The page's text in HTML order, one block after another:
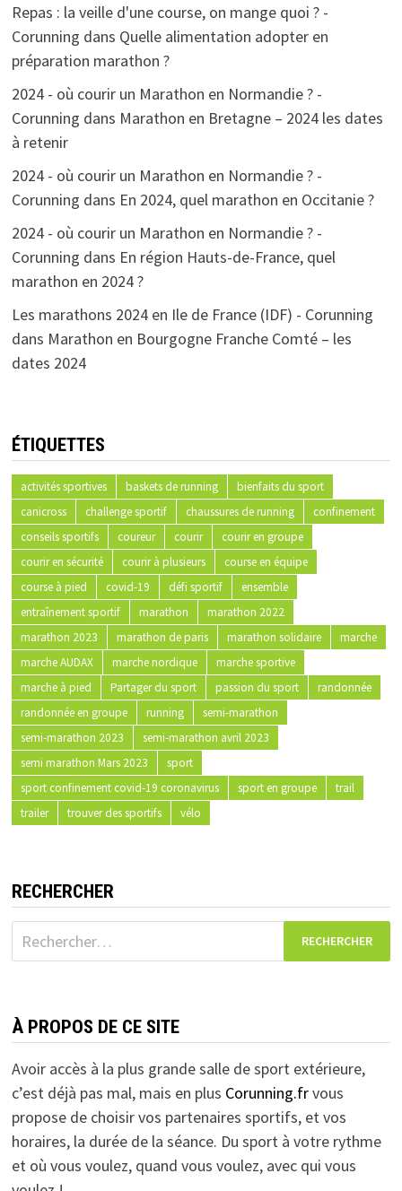
Repas : la veille d'une course, on mange quoi ? -
Corunning dans Quelle alimentation adopter en
préparation marathon ?
2024 - où courir un Marathon en Normandie ? -
Corunning dans Marathon en Bretagne – 2024 les dates
à retenir
2024 - où courir un Marathon en Normandie ? -
Corunning dans En 2024, quel marathon en Occitanie ?
2024 - où courir un Marathon en Normandie ? -
Corunning dans En région Hauts-de-France, quel
marathon en 2024 ?
Les marathons 2024 en Ile de France (IDF) - Corunning
dans Marathon en Bourgogne Franche Comté – les
dates 2024
ÉTIQUETTES
activités sportives baskets de running
bienfaits du sport
canicross
challenge sportif chaussures de running
confinement
conseils sportifs
coureur courir
courir en groupe
courir en sécurité
courir à plusieurs
course en équipe
course à pied
covid-19 défi sportif
ensemble
entraînement sportif
marathon
marathon 2022
marathon 2023
marathon de paris marathon solidaire
marche
marche AUDAX
marche nordique
marche sportive
marche à pied
Partager du sport passion du sport
randonnée
randonnée en groupe
running
semi-marathon
semi-marathon 2023
semi-marathon avril 2023
semi marathon Mars 2023
sport
sport confinement covid-19 coronavirus
sport en groupe
trail
trailer
trouver des sportifs vélo
RECHERCHER
Rechercher :
À PROPOS DE CE SITE
Avoir accès à la plus grande salle de sport extérieure,
c’est déjà pas mal, mais en plus Corunning.frvous
propose de choisir vos partenaires sportifs, et vos
horaires, la durée de la séance. Du sport à votre rythme
et où vous voulez, quand vous voulez, avec qui vous